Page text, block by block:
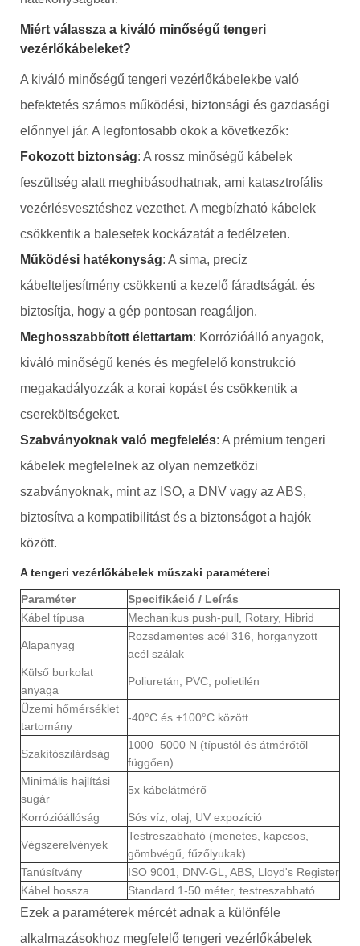
Miért válassza a kiváló minőségű tengeri
vezérlőkábeleket?
A kiváló minőségű tengeri vezérlőkábelekbe való
befektetés számos működési, biztonsági és gazdasági
előnnyel jár. A legfontosabb okok a következők:
Fokozott biztonság: A rossz minőségű kábelek
feszültség alatt meghibásodhatnak, ami katasztrofális
vezérlésvesztéshez vezethet. A megbízható kábelek
csökkentik a balesetek kockázatát a fedélzeten.
Működési hatékonyság: A sima, precíz
kábelteljesítmény csökkenti a kezelő fáradtságát, és
biztosítja, hogy a gép pontosan reagáljon.
Meghosszabbított élettartam: Korrózióálló anyagok,
kiváló minőségű kenés és megfelelő konstrukció
megakadályozzák a korai kopást és csökkentik a
csereköltségeket.
Szabványoknak való megfelelés: A prémium tengeri
kábelek megfelelnek az olyan nemzetközi
szabványoknak, mint az ISO, a DNV vagy az ABS,
biztosítva a kompatibilitást és a biztonságot a hajók
között.
A tengeri vezérlőkábelek műszaki paraméterei
Paraméter
Specifikáció / Leírás
Kábel típusa
Mechanikus push-pull, Rotary, Hibrid
Alapanyag
Rozsdamentes acél 316, horganyzott
acél szálak
Külső burkolat
anyaga
Poliuretán, PVC, polietilén
Üzemi hőmérséklet
tartomány
-40°C és +100°C között
Szakítószilárdság
1000–5000 N (típustól és átmérőtől
függően)
Minimális hajlítási
sugár
5x kábelátmérő
Korrózióállóság Sós víz, olaj, UV expozíció
Végszerelvények
Testreszabható (menetes, kapcsos,
gömbvégű, fűzőlyukak)
Tanúsítvány
ISO 9001, DNV-GL, ABS, Lloyd's Register
Kábel hossza
Standard 1-50 méter, testreszabható
Ezek a paraméterek mércét adnak a különféle
alkalmazásokhoz megfelelő tengeri vezérlőkábelek